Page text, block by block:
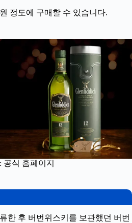
정도에 구매할 수 있습니다.
공식 홈페이지
한 후 버번위스키를 보관했던 버번